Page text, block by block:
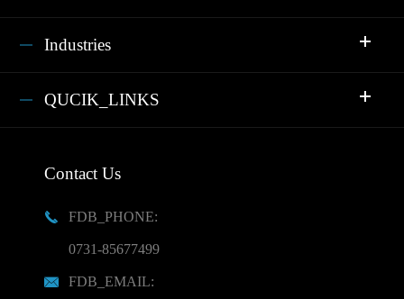
Industries
QUCIK_LINKS
Contact Us

FDB_PHONE:
0731-85677499

FDB_EMAIL: